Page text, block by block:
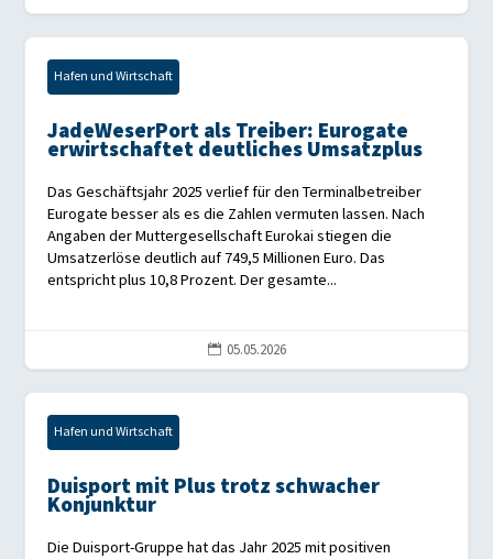
Hafen und Wirtschaft
JadeWeserPort als Treiber: Eurogate
erwirtschaftet deutliches Umsatzplus
Das Geschäftsjahr 2025 verlief für den Terminalbetreiber
Eurogate besser als es die Zahlen vermuten lassen. Nach
Angaben der Muttergesellschaft Eurokai stiegen die
Umsatzerlöse deutlich auf 749,5 Millionen Euro. Das
entspricht plus 10,8 Prozent. Der gesamte...
 05.05.2026
Hafen und Wirtschaft
Duisport mit Plus trotz schwacher
Konjunktur
Die Duisport-Gruppe hat das Jahr 2025 mit positiven